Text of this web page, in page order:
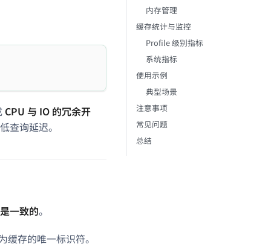
CPU 与 IO 的冗余开
查询延迟。
一致的。
缓存的唯一标识符。
内存管理
缓存统计与监控
Profile 级别指标
系统指标
使用示例
典型场景
注意事项
常见问题
总结